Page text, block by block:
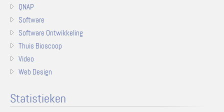
QNAP
Software
Software Ontwikkeling
Thuis Bioscoop
Video
Web Design
Statistieken